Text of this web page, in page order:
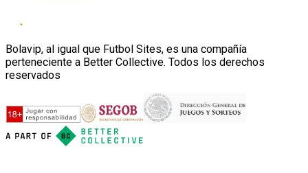
Bolavip, al igual que Futbol Sites, es una compañía
perteneciente a Better Collective. Todos los derechos
reservados